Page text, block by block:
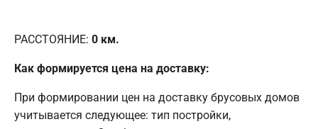
РАССТОЯНИЕ: 0 км.
Как формируется цена на доставку:
При формировании цен на доставку брусовых домов
учитывается следующее: тип постройки,